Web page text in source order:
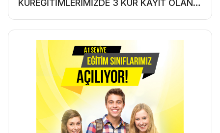
KUREĞİTİMLERİMİZDE 3 KUR KAYIT OLAN